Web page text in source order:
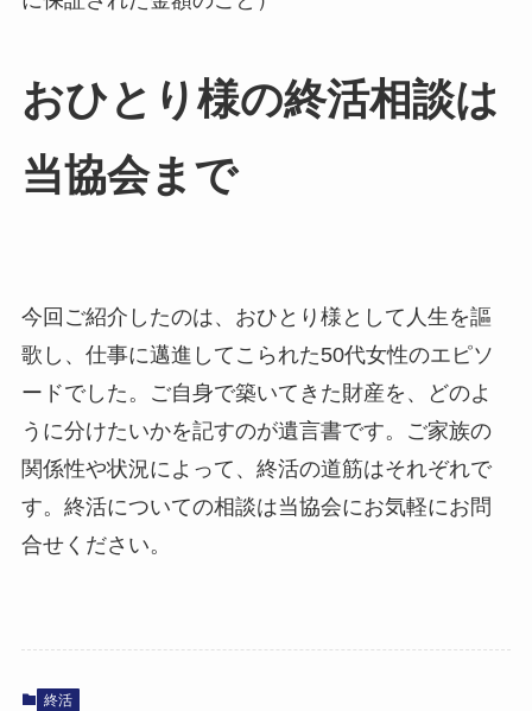
おひとり様の​終活相談は​
当協会まで
今回ご紹介したのは、おひとり様として人生を謳
歌し、仕事に邁進してこられた50代女性のエピソ
ードでした。ご自身で築いてきた財産を、どのよ
うに分けたいかを記すのが遺言書です。ご家族の
関係性や状況によって、終活の道筋はそれぞれで
す。終活についての相談は当協会にお気軽にお問
合せください。
終活